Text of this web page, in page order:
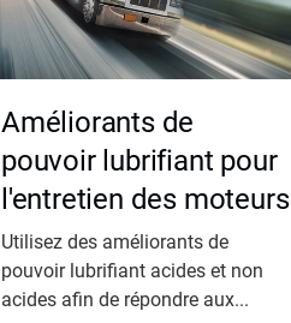
Améliorants de
pouvoir lubrifiant pour
l'entretien des moteurs
Utilisez des améliorants de
pouvoir lubrifiant acides et non
acides afin de répondre aux...